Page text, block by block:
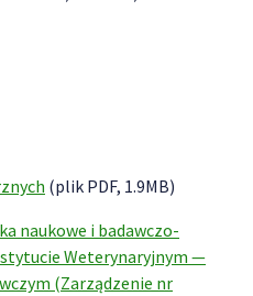
(plik PDF, 1.9MB)
naukowe i badawczo-
Weterynaryjnym —
(Zarządzenie nr